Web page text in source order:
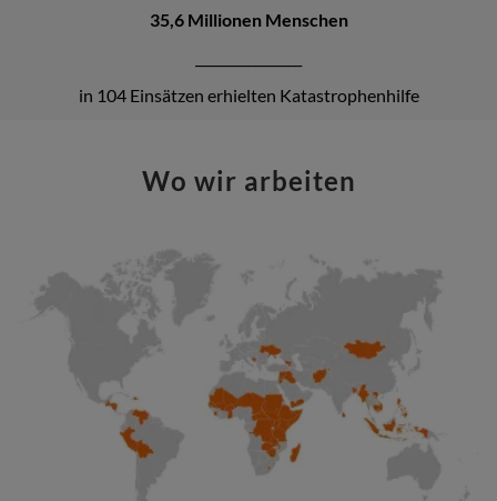
35,6 Millionen Menschen
in 104 Einsätzen erhielten Katastrophenhilfe
Wo wir arbeiten